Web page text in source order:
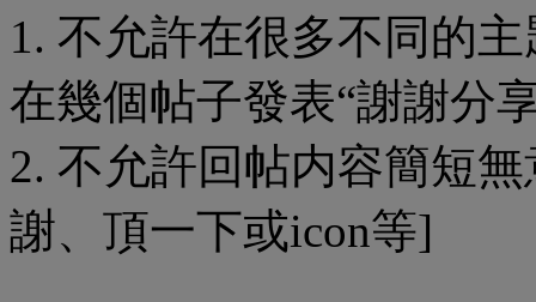
1. 不允許在很多不同的
在幾個帖子發表“謝謝分
2. 不允許回帖内容簡短
謝、頂一下或icon等]